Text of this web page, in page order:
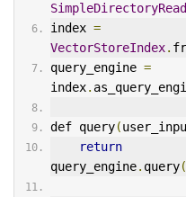
index =
VectorStoreIndex.
query_engine =
index.
def query(
return
query_engine. query(